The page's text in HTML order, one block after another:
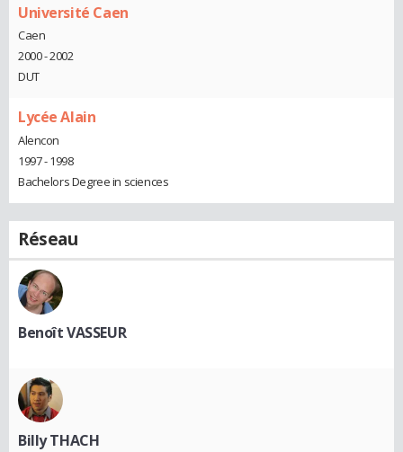
Université Caen
Caen
2000 - 2002
DUT
Lycée Alain
Alencon
1997 - 1998
Bachelors Degree in sciences
Réseau
Benoît VASSEUR
Billy THACH